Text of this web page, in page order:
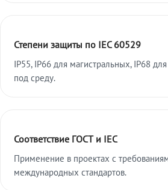
Степени защиты по IEC 60529
IP55, IP66 для магистральных, IP68
под среду.
Соответствие ГОСТ и IEC
Применение в проектах с
международных стандартов.